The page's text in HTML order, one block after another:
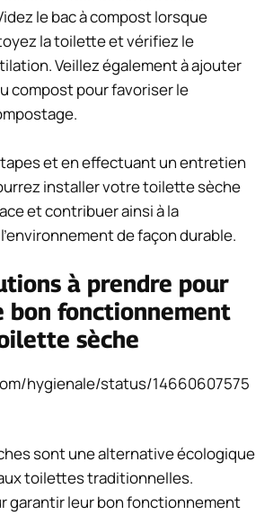
le bac à compost lorsque
la toilette et vérifiez le
Veillez également à ajouter
compost pour favoriser le
et en effectuant un entretien
installer votre toilette sèche
et contribuer ainsi à la
de façon durable.
à prendre pour
bon fonctionnement
sèche
hygienale/status/14660607575
sont une alternative écologique
toilettes traditionnelles.
garantir leur bon fonctionnement